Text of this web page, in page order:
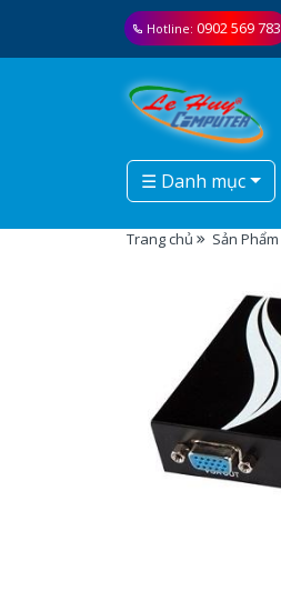
Hotline: 0902 569 783
☰ Danh mục
Trang chủ Sản Phẩm